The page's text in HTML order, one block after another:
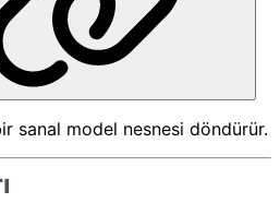
sanal model nesnesi döndürür.